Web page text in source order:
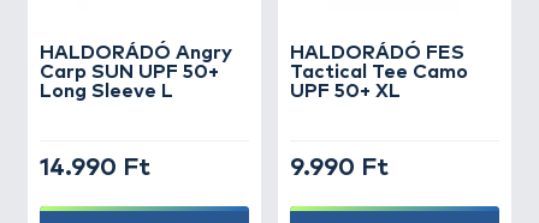
HALDORÁDÓ Angry
Carp SUN UPF 50+
Long Sleeve L
14.990 Ft
HALDORÁDÓ FES
Tactical Tee Camo
UPF 50+ XL
9.990 Ft